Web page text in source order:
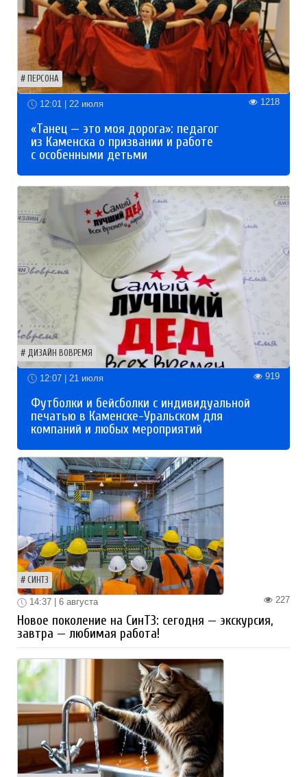
ПЕРСОНА
12:01 | 22 июля 1218
«Танец — это моя дорога»: педагог
из Каменска о призвании и работе
с особенными детьми
ДИЗАЙН ВОВРЕМЯ
12:07 | 21 июля 919
Футболки и бейсболки с индивидуальной
печатью в Каменске-Уральском для
компаний и любых мероприятий
СИНТЗ
227
14:37 | 6 августа
Новое поколение на СинТЗ: сегодня — экскурсия,
завтра — любимая работа!